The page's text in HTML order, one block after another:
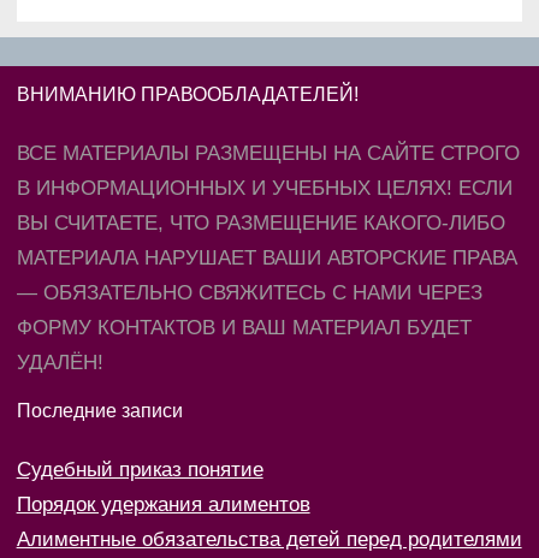
ВНИМАНИЮ ПРАВООБЛАДАТЕЛЕЙ!
ВСЕ МАТЕРИАЛЫ РАЗМЕЩЕНЫ НА САЙТЕ СТРОГО
В ИНФОРМАЦИОННЫХ И УЧЕБНЫХ ЦЕЛЯХ! ЕСЛИ
ВЫ СЧИТАЕТЕ, ЧТО РАЗМЕЩЕНИЕ КАКОГО-ЛИБО
МАТЕРИАЛА НАРУШАЕТ ВАШИ АВТОРСКИЕ ПРАВА
— ОБЯЗАТЕЛЬНО СВЯЖИТЕСЬ С НАМИ ЧЕРЕЗ
ФОРМУ КОНТАКТОВ И ВАШ МАТЕРИАЛ БУДЕТ
УДАЛЁН!
Последние записи
Судебный приказ понятие
Порядок удержания алиментов
Алиментные обязательства детей перед родителями